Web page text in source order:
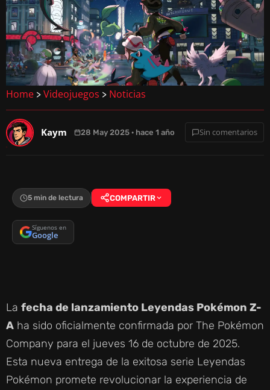
Home > Videojuegos > Noticias
Kaym 28 May 2025 · hace 1 año Sin comentarios
5 min de lectura COMPARTIR
Síguenos en
Google
La fecha de lanzamiento Leyendas Pokémon Z-
A ha sido oficialmente confirmada por The Pokémon
Company para el jueves 16 de octubre de 2025.
Esta nueva entrega de la exitosa serie Leyendas
Pokémon promete revolucionar la experiencia de